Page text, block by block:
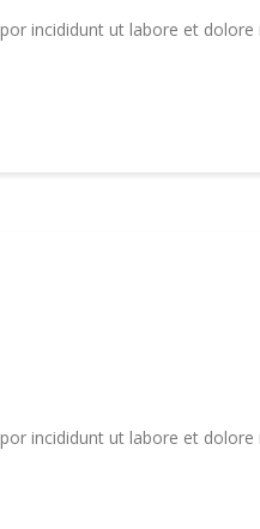
incididunt ut labore et dolore
incididunt ut labore et dolore